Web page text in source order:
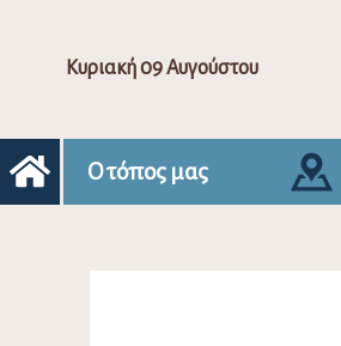
Κυριακή 09 Αυγούστου
Ο τόπος μας